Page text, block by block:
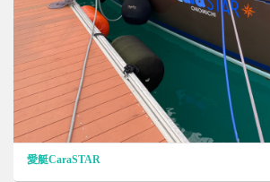
愛艇CaraSTAR